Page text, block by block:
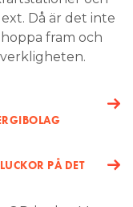
Då är det inte
fram och
PÅ DET